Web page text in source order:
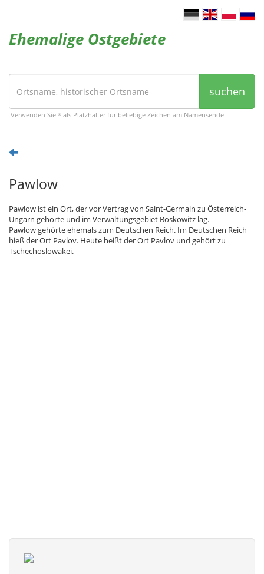
Ehemalige Ostgebiete
suchen
Verwenden Sie * als Platzhalter für beliebige Zeichen am Namensende
Pawlow
Pawlow ist ein Ort, der vor Vertrag von Saint-Germain zu Österreich-
Ungarn gehörte und im Verwaltungsgebiet Boskowitz lag.
Pawlow gehörte ehemals zum Deutschen Reich. Im Deutschen Reich
hieß der Ort Pavlov. Heute heißt der Ort Pavlov und gehört zu
Tschechoslowakei.